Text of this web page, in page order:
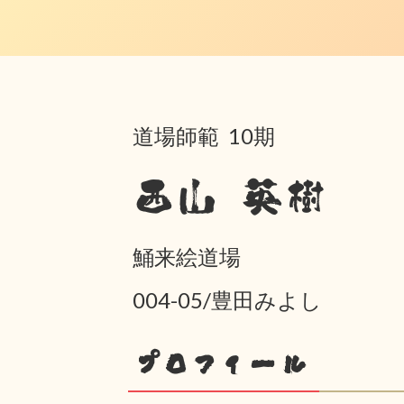
道場師範 10期
西山 英樹
鯒来絵道場
004-05/豊田みよし
プロフィール